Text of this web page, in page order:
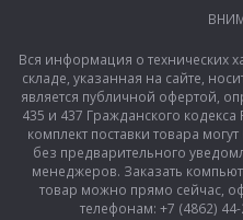
Вся информация о технических
складе, указанная на сайте,
является публичной офертой,
435 и 437 Гражданского
комплект поставки товара
без предварительного
менеджеров. Заказать
товар можно прямо сейчас,
телефонам: +7 (4862)